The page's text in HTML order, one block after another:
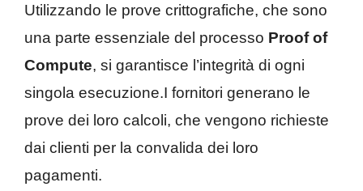
Utilizzando le prove crittografiche, che sono
una parte essenziale del processo Proof of
Compute, si garantisce l’integrità di ogni
singola esecuzione.I fornitori generano le
prove dei loro calcoli, che vengono richieste
dai clienti per la convalida dei loro
pagamenti.